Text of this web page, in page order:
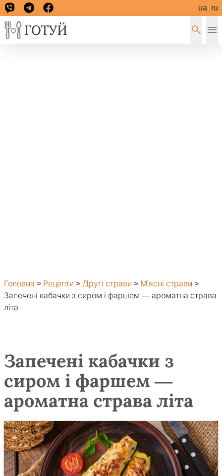
ua ru
Головна > Рецепти > Другі страви > М'ясні страви >
Запечені кабачки з сиром і фаршем — ароматна страва
літа
Запечені кабачки з
сиром і фаршем —
ароматна страва літа